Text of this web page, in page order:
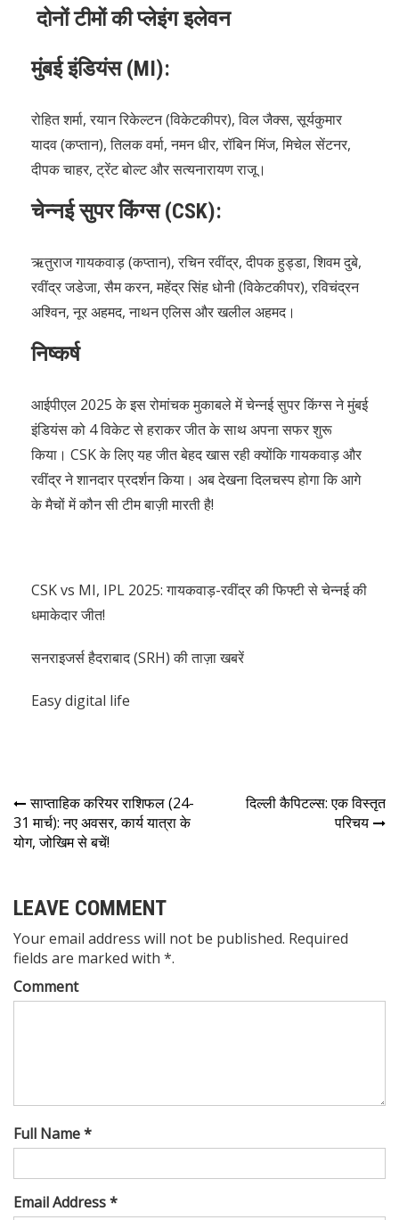
दोनों टीमों की प्लेइंग इलेवन
मुंबई इंडियंस (MI):
रोहित शर्मा, रयान रिकेल्टन (विकेटकीपर), विल जैक्स, सूर्यकुमार
यादव (कप्तान), तिलक वर्मा, नमन धीर, रॉबिन मिंज, मिचेल सेंटनर,
दीपक चाहर, ट्रेंट बोल्ट और सत्यनारायण राजू।
चेन्नई सुपर किंग्स (CSK):
ऋतुराज गायकवाड़ (कप्तान), रचिन रवींद्र, दीपक हुड्डा, शिवम दुबे,
रवींद्र जडेजा, सैम करन, महेंद्र सिंह धोनी (विकेटकीपर), रविचंद्रन
अश्विन, नूर अहमद, नाथन एलिस और खलील अहमद।
निष्कर्ष
आईपीएल 2025 के इस रोमांचक मुकाबले में चेन्नई सुपर किंग्स ने मुंबई
इंडियंस को 4 विकेट से हराकर जीत के साथ अपना सफर शुरू
किया। CSK के लिए यह जीत बेहद खास रही क्योंकि गायकवाड़ और
रवींद्र ने शानदार प्रदर्शन किया। अब देखना दिलचस्प होगा कि आगे
के मैचों में कौन सी टीम बाज़ी मारती है!
CSK vs MI, IPL 2025: गायकवाड़-रवींद्र की फिफ्टी से चेन्नई की
धमाकेदार जीत!
सनराइजर्स हैदराबाद (SRH) की ताज़ा खबरें
Easy digital life
साप्ताहिक करियर राशिफल (24-
31 मार्च): नए अवसर, कार्य यात्रा के
योग, जोखिम से बचें!
दिल्ली कैपिटल्स: एक विस्तृत
परिचय
LEAVE COMMENT
Your email address will not be published. Required
fields are marked with *.
Comment
Full Name *
Email Address *